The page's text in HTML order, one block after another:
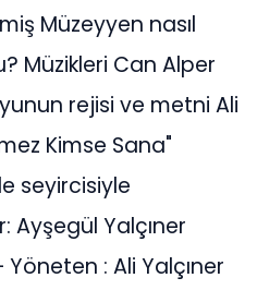
Müzeyyen nasıl
Müzikleri Can Alper
rejisi ve metni Ali
Kimse Sana"
seyircisiyle
Ayşegül Yalçıner
: Ali Yalçıner